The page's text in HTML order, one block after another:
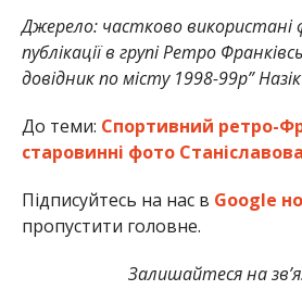
Джерело: частково
публікації в групі Ретро
довідник по місту 1998-99р”
До теми: Спортивний ретро-
старовинні фото Станіславова
Підписуйтесь на нас в Google
пропустити головне.
Залишайтеся на